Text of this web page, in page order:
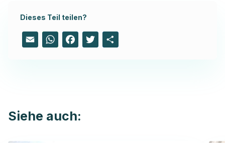
Dieses Teil teilen?
Email WhatsAppFacebook
Twitter
Siehe auch: